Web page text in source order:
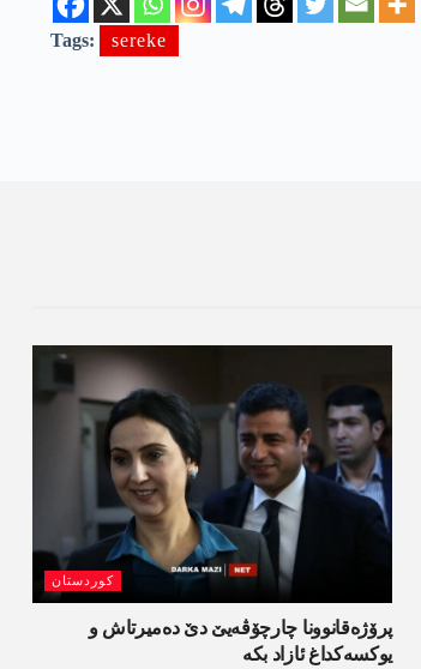
Tags: sereke
کوردستان
پرۆژەقانوونا چارچۆڤەیێ دێ دەمیرتاش و
یوکسەکداغ ئازاد بکە